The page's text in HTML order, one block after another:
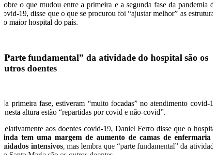
Sobre o que mudou entre a primeira e a segunda fase da pandemia de
covid-19, disse que o que se procurou foi “ajustar melhor” as estruturas
do maior hospital do país.
“Parte fundamental” da atividade do hospital são os
outros doentes
Na primeira fase, estiveram “muito focadas” no atendimento covid-19
e nesta altura estão “repartidas por covid e não-covid”.
Relativamente aos doentes covid-19, Daniel Ferro disse que o hospital
ainda tem uma margem de aumento de camas de enfermaria e
cuidados intensivos, mas lembra que “parte fundamental” da atividade